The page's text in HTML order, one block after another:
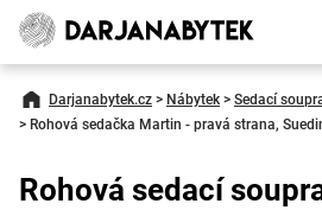
Darjanabytek.cz > Nábytek > Sedací
> Rohová sedačka Martin - pravá strana,
Rohová sedací